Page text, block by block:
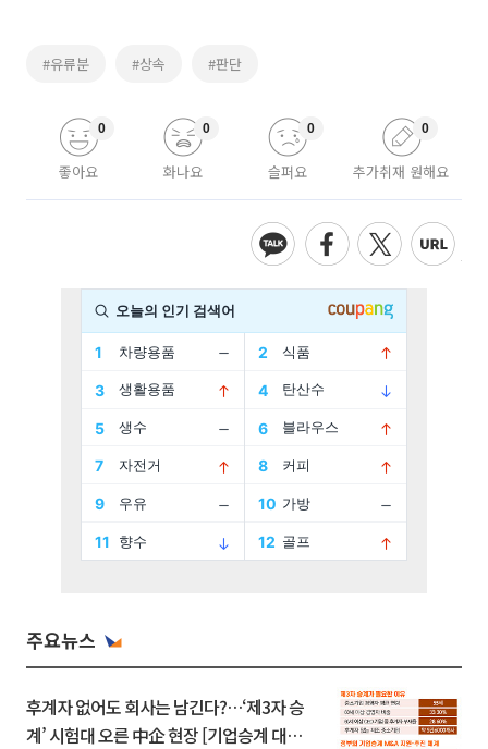
#유류분 #상속 #판단
좋아요
0
화나요
0
슬퍼요
0
추가취재 원해요
0
주요뉴스
후계자 없어도 회사는 남긴다?…‘제3자 승
계’ 시험대 오른 中企 현장 [기업승계 대전